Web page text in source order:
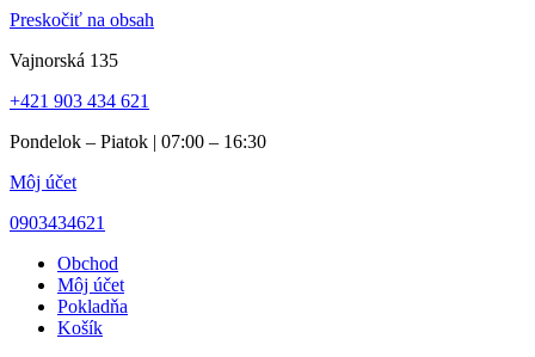
Preskočiť na obsah
Vajnorská 135
+421 903 434 621
Pondelok – Piatok | 07:00 – 16:30
Môj účet
0903434621
Obchod
Môj účet
Pokladňa
Košík